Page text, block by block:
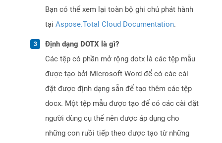
Bạn có thể xem lại toàn bộ ghi chú phát hành
tại Aspose.Total Cloud Documentation.
Định dạng DOTX là gì?
Các tệp có phần mở rộng dotx là các tệp mẫu
được tạo bởi Microsoft Word để có các cài
đặt được định dạng sẵn để tạo thêm các tệp
docx. Một tệp mẫu được tạo để có các cài đặt
người dùng cụ thể nên được áp dụng cho
những con ruồi tiếp theo được tạo từ những